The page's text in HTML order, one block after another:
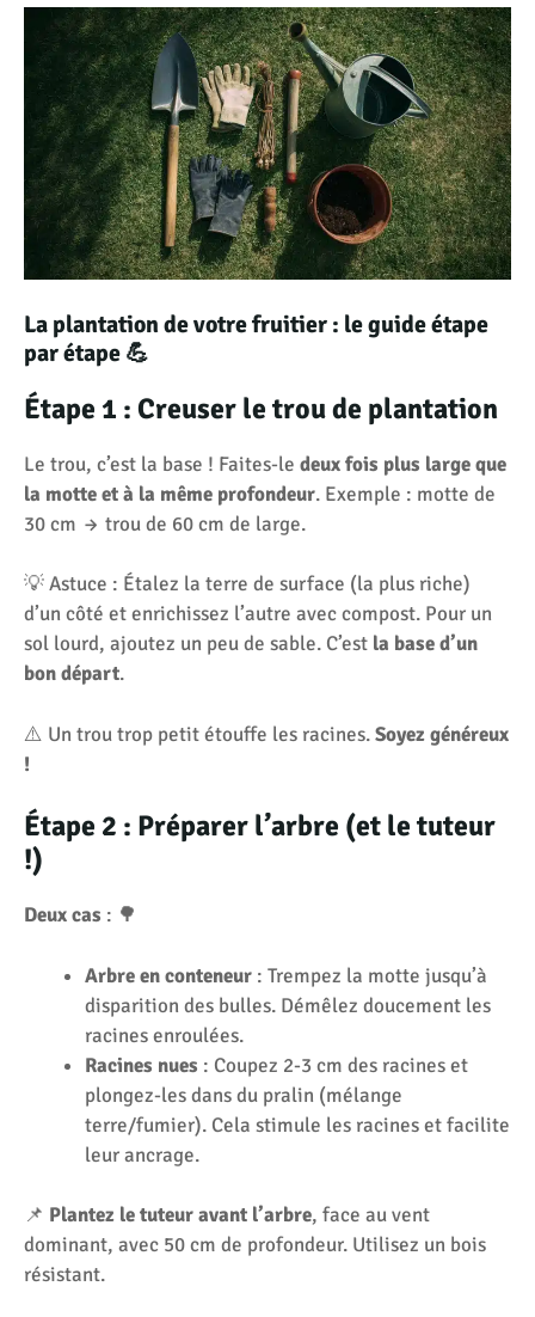
La plantation de votre fruitier : le guide étape
par étape 💪
Étape 1 : Creuser le trou de plantation
Le trou, c’est la base ! Faites-le deux fois plus large que
la motte et à la même profondeur. Exemple : motte de
30 cm → trou de 60 cm de large.
💡 Astuce : Étalez la terre de surface (la plus riche)
d’un côté et enrichissez l’autre avec compost. Pour un
sol lourd, ajoutez un peu de sable. C’est la base d’un
bon départ.
⚠️ Un trou trop petit étouffe les racines.Soyez généreux
!
Étape 2 : Préparer l’arbre (et le tuteur
!)
Deux cas : 🌳
Arbre en conteneur : Trempez la motte jusqu’à
disparition des bulles. Démêlez doucement les
racines enroulées.
Racines nues : Coupez 2-3 cm des racines et
plongez-les dans du pralin (mélange
terre/fumier). Cela stimule les racines et facilite
leur ancrage.
📌 Plantez le tuteur avant l’arbre, face au vent
dominant, avec 50 cm de profondeur. Utilisez un bois
résistant.